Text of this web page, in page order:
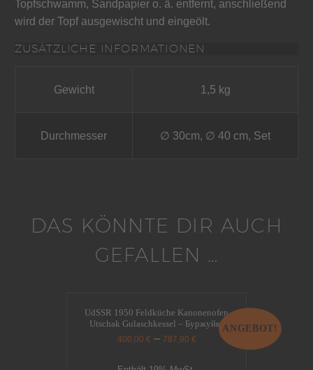
Topfschwamm, Sandpapier o. ä. entfernt, anschließend
wird der Topf ausgewischt und eingeölt.
ZUSÄTZLICHE INFORMATIONEN
Gewicht 1,5 kg
Durchmesser ∅ 30cm, ∅ 40 cm, Set
DAS KÖNNTE DIR AUCH
GEFALLEN …
ANGEBOT!
UdSSR 1950 Feldküche Kanonenofen
Utschak Gulaschkessel – Буржуйка
400,00 € – 787,90 €